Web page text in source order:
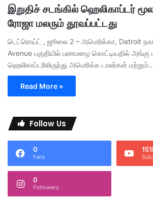
இறுதிச் சடங்கில் ஹெலிகாப்டர்
ரோஜா மலரும் தூவப்பட்டது
டெட்ரொய்ட் , ஜூலை 2 – அமெரிக்கா, Detroit
Avenue பகுதியில் பணமழை கொட்டியதில் அங்கு
ஹெலிகாப்டரிலிருந்து அமெரிக்க டாலர்கள்
Read More »
Follow Us
0
Fans
0
Followers